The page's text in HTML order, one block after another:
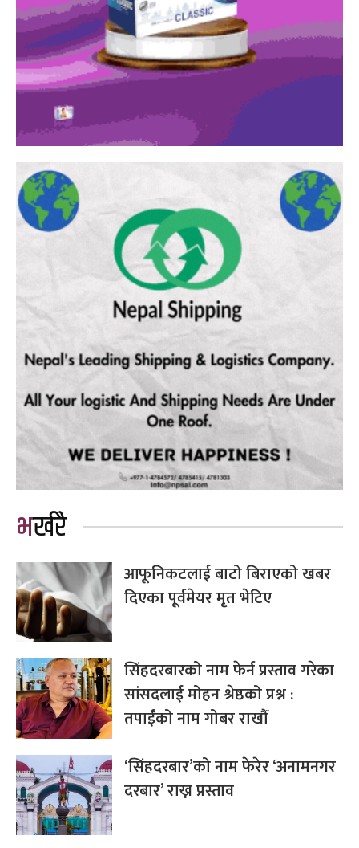
भर्खरै
आफूनिकटलाई बाटो बिराएको खबर
दिएका पूर्वमेयर मृत भेटिए
सिंहदरबारको नाम फेर्न प्रस्ताव गरेका
सांसदलाई मोहन श्रेष्ठको प्रश्न :
तपाईंको नाम गोबर राखौँ
‘सिंहदरबार’को नाम फेरेर ‘अनामनगर
दरबार’ राख्न प्रस्ताव